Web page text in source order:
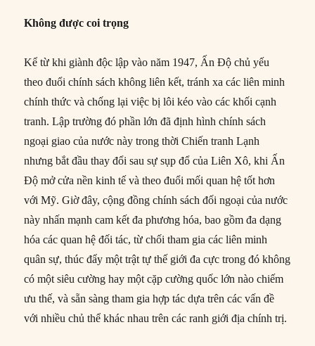
Không được coi trọng
Kể từ khi giành độc lập vào năm 1947, Ấn Độ chủ yếu
theo đuổi chính sách không liên kết, tránh xa các liên minh
chính thức và chống lại việc bị lôi kéo vào các khối cạnh
tranh. Lập trường đó phần lớn đã định hình chính sách
ngoại giao của nước này trong thời Chiến tranh Lạnh
nhưng bắt đầu thay đổi sau sự sụp đổ của Liên Xô, khi Ấn
Độ mở cửa nền kinh tế và theo đuổi mối quan hệ tốt hơn
với Mỹ. Giờ đây, cộng đồng chính sách đối ngoại của nước
này nhấn mạnh cam kết đa phương hóa, bao gồm đa dạng
hóa các quan hệ đối tác, từ chối tham gia các liên minh
quân sự, thúc đẩy một trật tự thế giới đa cực trong đó không
có một siêu cường hay một cặp cường quốc lớn nào chiếm
ưu thế, và sẵn sàng tham gia hợp tác dựa trên các vấn đề
với nhiều chủ thể khác nhau trên các ranh giới địa chính trị.